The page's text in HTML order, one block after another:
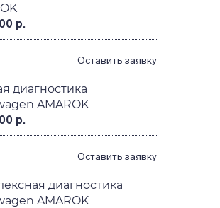
р.
Оставить заявку
диагностика
AMAROK
р.
Оставить заявку
диагностика
AMAROK